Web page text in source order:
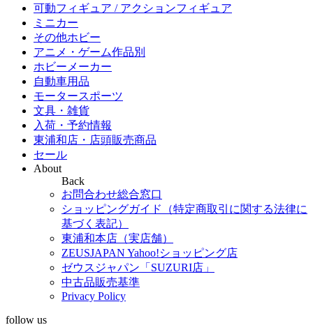
可動フィギュア / アクションフィギュア
ミニカー
その他ホビー
アニメ・ゲーム作品別
ホビーメーカー
自動車用品
モータースポーツ
文具・雑貨
入荷・予約情報
東浦和店・店頭販売商品
セール
About
Back
お問合わせ総合窓口
ショッピングガイド（特定商取引に関する法律に
基づく表記）
東浦和本店（実店舗）
ZEUSJAPAN Yahoo!ショッピング店
ゼウスジャパン「SUZURI店」
中古品販売基準
Privacy Policy
follow us